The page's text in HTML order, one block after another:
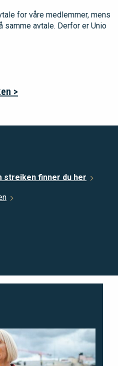
for våre medlemmer, mens
avtale. Derfor er Unio
>
streiken finner du her